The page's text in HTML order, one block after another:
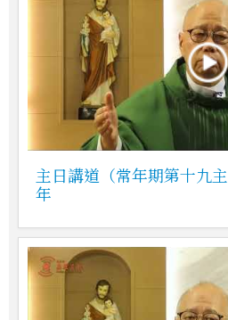
主日講道（常年期第十九
年